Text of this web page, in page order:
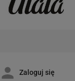
Zaloguj się